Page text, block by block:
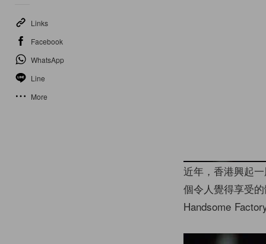
Links
Facebook
WhatsApp
Line
More
近年，香港興起
個令人覺得享受
Handsome